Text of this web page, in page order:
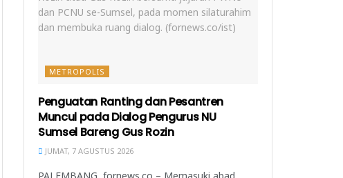
METROPOLIS
Penguatan Ranting dan Pesantren
Muncul pada Dialog Pengurus NU
Sumsel Bareng Gus Rozin
JUMAT, 7 AGUSTUS 2026